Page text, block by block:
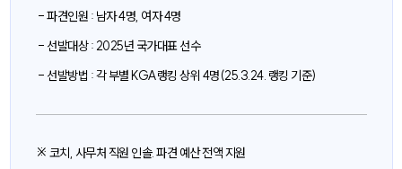
- 파견인원 : 남자 4명, 여자 4명
- 선발대상 : 2025년 국가대표 선수
- 선발방법 : 각 부별 KGA랭킹 상위 4명(25.3.24. 랭킹 기준)
※ 코치, 사무처 직원 인솔. 파견 예산 전액 지원